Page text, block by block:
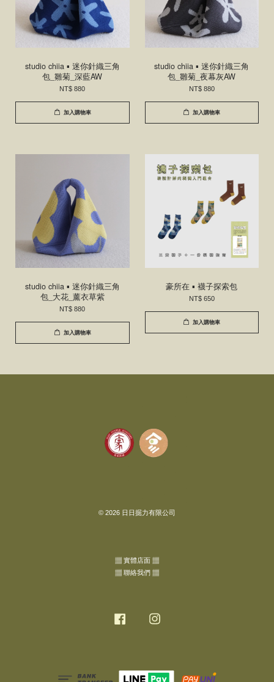
studio chiia ▪ 迷你針織三角
包_雛菊_深藍AW
NT$ 880
加入購物車
studio chiia ▪ 迷你針織三角
包_雛菊_夜幕灰AW
NT$ 880
加入購物車
studio chiia ▪ 迷你針織三角
包_大花_薰衣草紫
NT$ 880
加入購物車
豪所在 ▪ 襪子探索包
NT$ 650
加入購物車
© 2026 日日掘力有限公司
▦ 實體店面 ▦
▦ 聯絡我們 ▦
Facebook